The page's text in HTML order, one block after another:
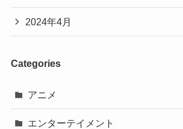
2024年4月
Categories
アニメ
エンターテイメント